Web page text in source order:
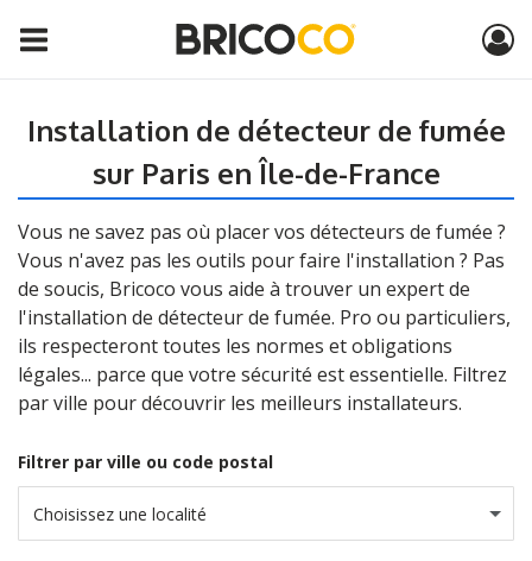
Installation de détecteur de fumée
sur Paris en Île-de-France
Vous ne savez pas où placer vos détecteurs de fumée ?
Vous n'avez pas les outils pour faire l'installation ? Pas
de soucis, Bricoco vous aide à trouver un expert de
l'installation de détecteur de fumée. Pro ou particuliers,
ils respecteront toutes les normes et obligations
légales... parce que votre sécurité est essentielle. Filtrez
par ville pour découvrir les meilleurs installateurs.
Filtrer par ville ou code postal
Choisissez une localité